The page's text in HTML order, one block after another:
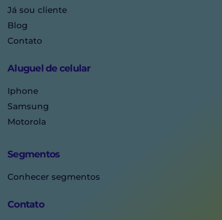
Já sou cliente
Blog
Contato
Aluguel de celular
Iphone
Samsung
Motorola
Segmentos
Conhecer segmentos
Contato